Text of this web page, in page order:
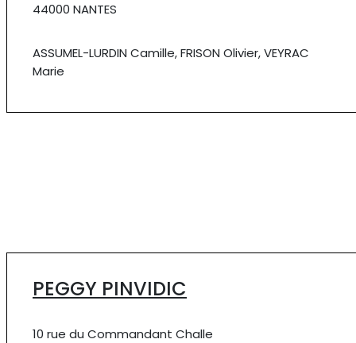
44000 NANTES
ASSUMEL-LURDIN Camille, FRISON Olivier, VEYRAC
Marie
PEGGY PINVIDIC
10 rue du Commandant Challe